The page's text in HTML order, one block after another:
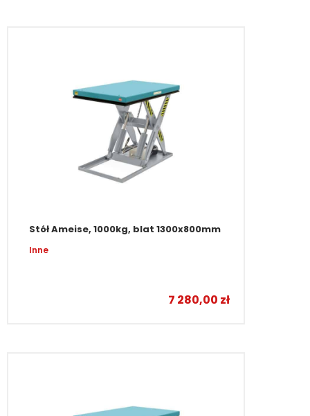
Stół Ameise, 1000kg, blat 1300x800mm
Inne
7 280,00 zł